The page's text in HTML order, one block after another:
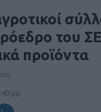
του
προϊόντα
μμ